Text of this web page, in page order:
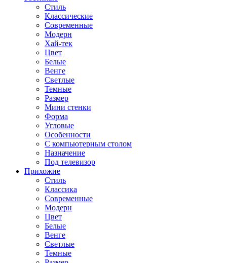
Стиль
Классические
Современные
Модерн
Хай-тек
Цвет
Белые
Венге
Светлые
Темные
Размер
Мини стенки
Форма
Угловые
Особенности
С компьютерным столом
Назначение
Под телевизор
Прихожие
Стиль
Классика
Современные
Модерн
Цвет
Белые
Венге
Светлые
Темные